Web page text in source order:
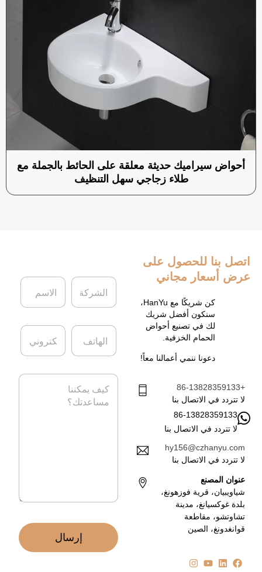
أحواض سيراميك حديثة معلقة على الحائط بالجملة مع
طلاء زجاجي سهل التنظيف
اتصل بنا للحصول على
عرض أسعار مجاني
كن شريكًا مع HanYu،
سنكون أفضل شريك
لك في تصنيع أحواض
الحمام الخزفية.
دعونا ننمي أعمالنا معاً!
+86-13828359133
لا تتردد في الاتصال بنا
86-13828359133
لا تتردد في الاتصال بنا
hy156@czhanyu.com
لا تتردد في الاتصال بنا
عنوان المصنع
شياويبيان، قرية فوزهونغ،
بلدة غوكسيانغ، مدينة
تشاوتشو، مقاطعة
قوانغدونغ، الصين
ا
ا
م
ا
ش
ك
ا
ب
ي
ا
ه
ت
ف
ا
إرسال